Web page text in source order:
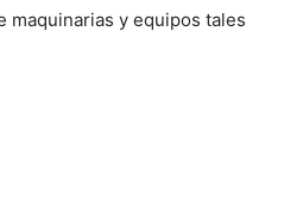
maquinarias y equipos tales